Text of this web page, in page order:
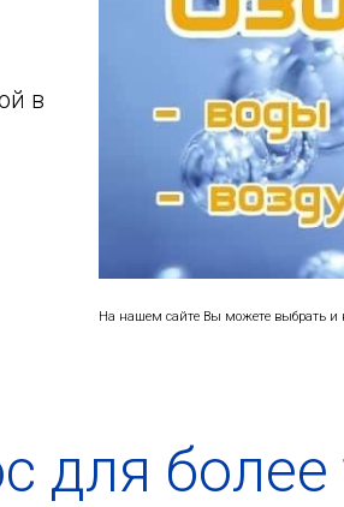
в
На нашем сайте Вы можете выбрать и
для более